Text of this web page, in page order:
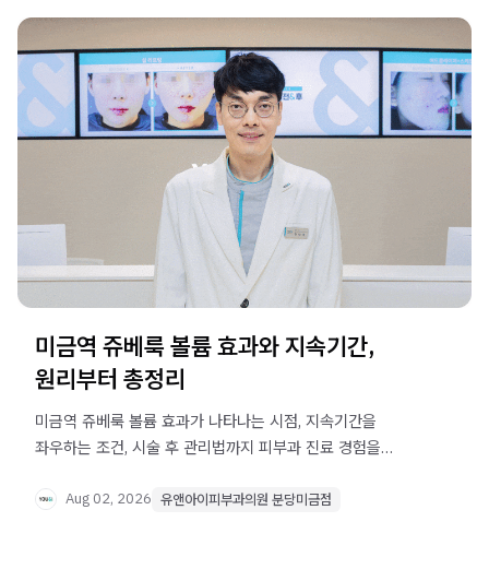
미금역 쥬베룩 볼륨 효과와 지속기간,
원리부터 총정리
미금역 쥬베룩 볼륨 효과가 나타나는 시점, 지속기간을
좌우하는 조건, 시술 후 관리법까지 피부과 진료 경험을
Aug 02, 2026 유앤아이피부과의원 분당미금점